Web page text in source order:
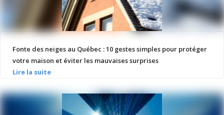
Fonte des neiges au Québec : 10 gestes simples pour protéger
votre maison et éviter les mauvaises surprises